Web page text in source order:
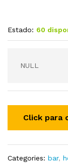
Estado: 60
NULL
Categories: bar,